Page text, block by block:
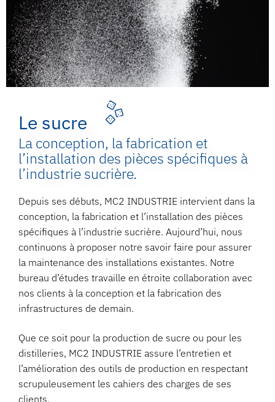
Le sucre
La conception, la fabrication et
l’installation des pièces spécifiques à
l’industrie sucrière.
Depuis ses débuts, MC2 INDUSTRIE intervient dans la
conception, la fabrication et l’installation des pièces
spécifiques à l’industrie sucrière. Aujourd’hui, nous
continuons à proposer notre savoir faire pour assurer
la maintenance des installations existantes. Notre
bureau d’études travaille en étroite collaboration avec
nos clients à la conception et la fabrication des
infrastructures de demain.
Que ce soit pour la production de sucre ou pour les
distilleries, MC2 INDUSTRIE assure l’entretien et
l’amélioration des outils de production en respectant
scrupuleusement les cahiers des charges de ses
clients.